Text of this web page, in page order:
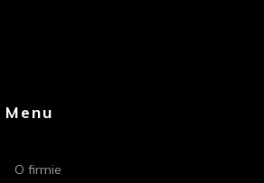
Menu
O firmie